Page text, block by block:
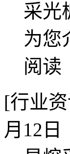
采光
为您
阅读
[行业
月12日